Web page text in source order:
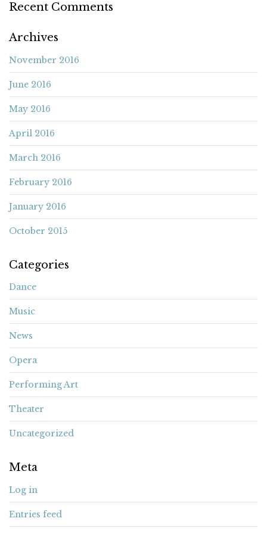
Recent Comments
Archives
November 2016
June 2016
May 2016
April 2016
March 2016
February 2016
January 2016
October 2015
Categories
Dance
Music
News
Opera
Performing Art
Theater
Uncategorized
Meta
Log in
Entries feed